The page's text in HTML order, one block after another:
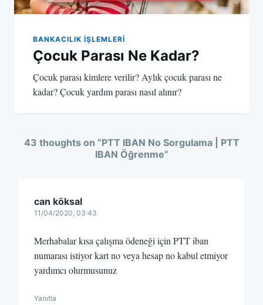
BANKACILIK IŞLEMLERI
Çocuk Parası Ne Kadar?
Çocuk parası kimlere verilir? Aylık çocuk parası ne
kadar? Çocuk yardım parası nasıl alınır?
43 thoughts on “PTT IBAN No Sorgulama | PTT
IBAN Öğrenme”
can köksal
11/04/2020, 03:43
Merhabalar kısa çalışma ödeneği için PTT iban
numarası istiyor kart no veya hesap no kabul etmiyor
yardımcı olurmusunuz
Yanıtla